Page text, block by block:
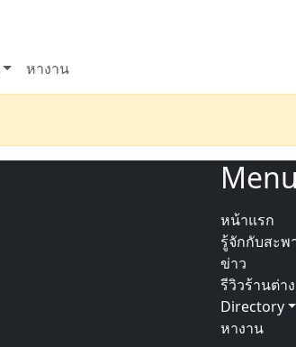
หางาน
Menu
หน้าแรก
รู้จักกับสะพ
ข่าว
รีวิวร้านต่า
Directory
หางาน